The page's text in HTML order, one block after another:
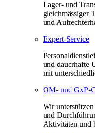
Lager- und
gleichmässiger
und
Expert-Service
und dauerhafte
mit
QM- und GxP-
Wir
und
Aktivitäten und